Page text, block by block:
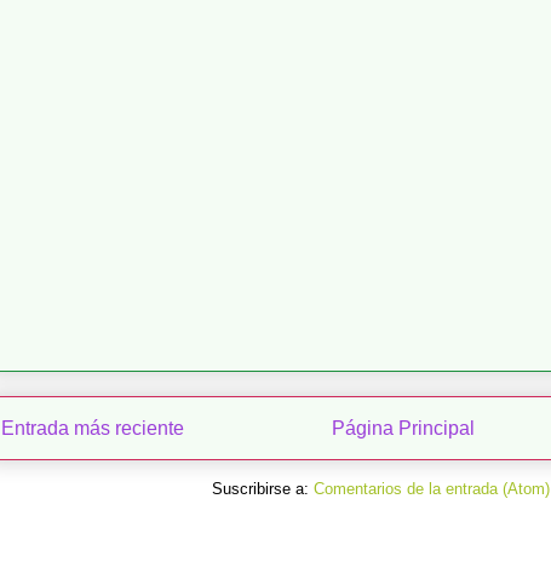
Entrada más reciente Página Principal
Suscribirse a: Comentarios de la entrada (Atom)